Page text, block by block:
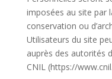
imposées au site par
conservation ou
Utilisateurs du site
auprès des autorités
CNIL (https://